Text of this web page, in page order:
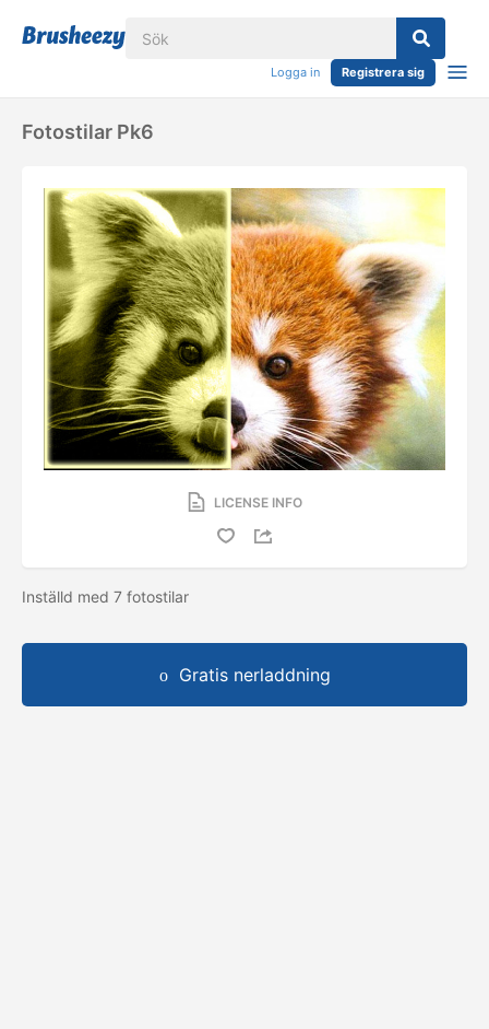
Logga in Registrera sig
Fotostilar Pk6
LICENSE INFO
Inställd med 7 fotostilar
Gratis nerladdning